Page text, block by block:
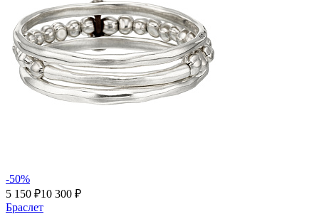
-50%
5 150 ₽10 300 ₽
Браслет